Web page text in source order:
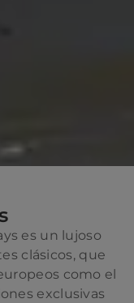
es un lujoso
clásicos, que
como el
exclusivas